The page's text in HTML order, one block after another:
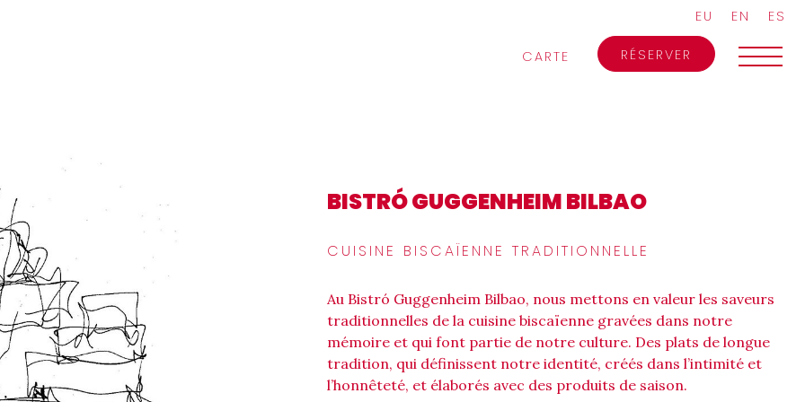
EU EN ES
CARTE RÉSERVER
BISTRÓ GUGGENHEIM BILBAO
CUISINE BISCAÏENNE TRADITIONNELLE
Au Bistró Guggenheim Bilbao, nous mettons en valeur les saveurs
traditionnelles de la cuisine biscaïenne gravées dans notre
mémoire et qui font partie de notre culture. Des plats de longue
tradition, qui définissent notre identité, créés dans l’intimité et
l’honnêteté, et élaborés avec des produits de saison.